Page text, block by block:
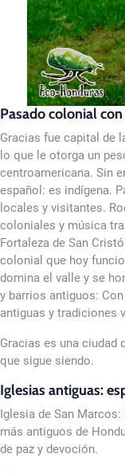
Pasado colonial
Gracias fue capital de
lo que le otorga un
centroamericana. Sin
español: es indígena.
locales y visitantes.
coloniales y música
Fortaleza de San
colonial que hoy
domina el valle y se
y barrios antiguos:
antiguas y tradiciones
Gracias es una ciudad
que sigue siendo.
Iglesias antiguas:
Iglesia de San
más antiguos de
de paz y devoción.